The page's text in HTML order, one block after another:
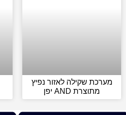
מערכת שקילה לאזור נפיץ
מתוצרת AND יפן